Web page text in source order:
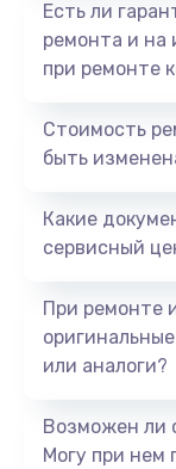
Есть ли
ремонта и на
при ремонте
Стоимость
быть
Какие
сервисный
При ремонте
или аналоги?
Возможен ли
Могу при нем